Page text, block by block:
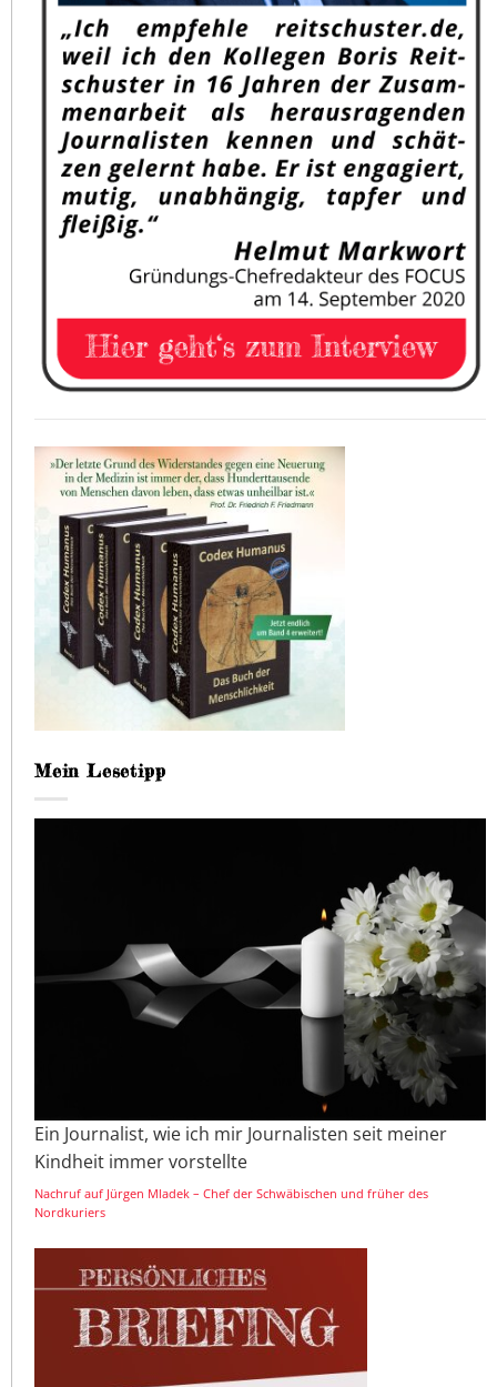
Mein Lesetipp
Ein Journalist, wie ich mir Journalisten seit meiner
Kindheit immer vorstellte
Nachruf auf Jürgen Mladek – Chef der Schwäbischen und früher des
Nordkuriers